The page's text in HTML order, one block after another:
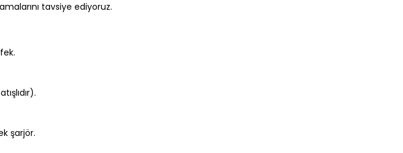
tavsiye ediyoruz.
şarjör.